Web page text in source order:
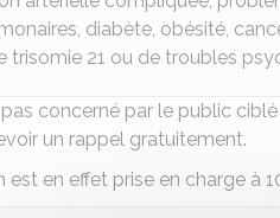
diabète, obésité,
trisomie 21 ou de troubles
concerné par le public
un rappel gratuitement.
est en effet prise en charge à